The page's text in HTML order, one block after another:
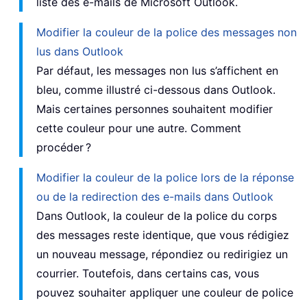
Modifier la couleur de la police des messages non
lus dans Outlook
Par défaut, les messages non lus s’affichent en
bleu, comme illustré ci-dessous dans Outlook.
Mais certaines personnes souhaitent modifier
cette couleur pour une autre. Comment
procéder ?
Modifier la couleur de la police lors de la réponse
ou de la redirection des e-mails dans Outlook
Dans Outlook, la couleur de la police du corps
des messages reste identique, que vous rédigiez
un nouveau message, répondiez ou redirigiez un
courrier. Toutefois, dans certains cas, vous
pouvez souhaiter appliquer une couleur de police